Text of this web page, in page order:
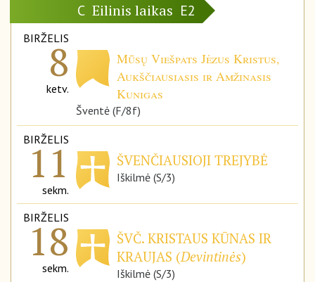
C Eilinis laikas E2
BIRŽELIS
8
ketv.
Mūsų Viešpats Jėzus Kristus,
Aukščiausiasis ir Amžinasis
Kunigas
Šventė (F/8f)
BIRŽELIS
11
sekm.
ŠVENČIAUSIOJI TREJYBĖ
Iškilmė (S/3)
BIRŽELIS
18
sekm.
ŠVČ. KRISTAUS KŪNAS IR
KRAUJAS (Devintinės)
Iškilmė (S/3)